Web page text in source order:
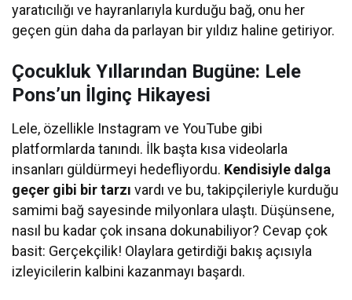
yaratıcılığı ve hayranlarıyla kurduğu bağ, onu her
geçen gün daha da parlayan bir yıldız haline getiriyor.
Çocukluk Yıllarından Bugüne: Lele
Pons’un İlginç Hikayesi
Lele, özellikle Instagram ve YouTube gibi
platformlarda tanındı. İlk başta kısa videolarla
insanları güldürmeyi hedefliyordu. Kendisiyle dalga
geçer gibi bir tarzı vardı ve bu, takipçileriyle kurduğu
samimi bağ sayesinde milyonlara ulaştı. Düşünsene,
nasıl bu kadar çok insana dokunabiliyor? Cevap çok
basit: Gerçekçilik! Olaylara getirdiği bakış açısıyla
izleyicilerin kalbini kazanmayı başardı.